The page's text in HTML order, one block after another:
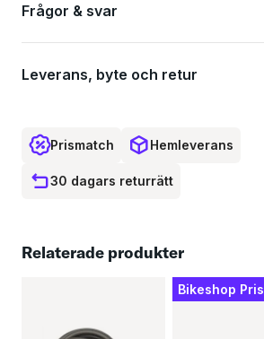
Specifikationer:
Låstyp: Wirelås
Säkerhetsnivå: 2/10
Frågor & svar
Leverans, byte och retur
Prismatch Hemleverans
30 dagars returrätt
Relaterade produkter
Bikeshop Pris